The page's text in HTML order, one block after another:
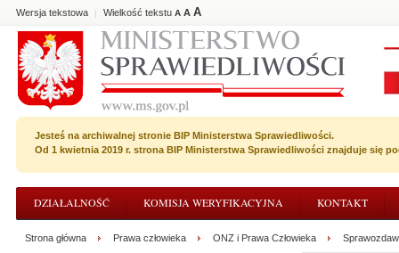
Wersja tekstowa | Wielkość tekstu A A A
Jesteś na archiwalnej stronie BIP Ministerstwa Sprawiedliwości.
Od 1 kwietnia 2019 r. strona BIP Ministerstwa Sprawiedliwości znajduje się
DZIAŁALNOŚĆ KOMISJA WERYFIKACYJNA KONTAKT
Strona główna Prawa człowieka ONZ i Prawa Człowieka